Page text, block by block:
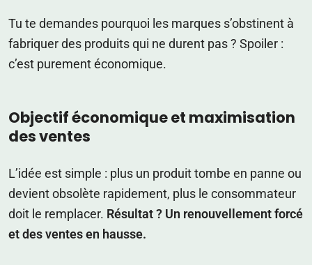
Tu te demandes pourquoi les marques s’obstinent à
fabriquer des produits qui ne durent pas ? Spoiler :
c’est purement économique.
Objectif économique et maximisation
des ventes
L’idée est simple : plus un produit tombe en panne ou
devient obsolète rapidement, plus le consommateur
doit le remplacer. Résultat ? Un renouvellement forcé
et des ventes en hausse.